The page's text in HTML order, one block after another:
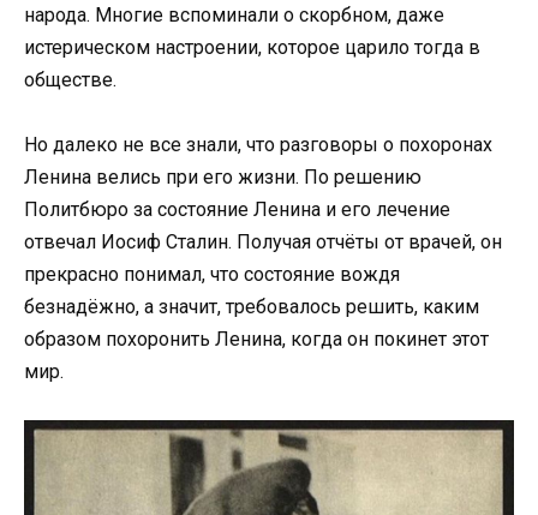
народа. Многие вспоминали о скорбном, даже
истерическом настроении, которое царило тогда в
обществе.
Но далеко не все знали, что разговоры о похоронах
Ленина велись при его жизни. По решению
Политбюро за состояние Ленина и его лечение
отвечал Иосиф Сталин. Получая отчёты от врачей, он
прекрасно понимал, что состояние вождя
безнадёжно, а значит, требовалось решить, каким
образом похоронить Ленина, когда он покинет этот
мир.